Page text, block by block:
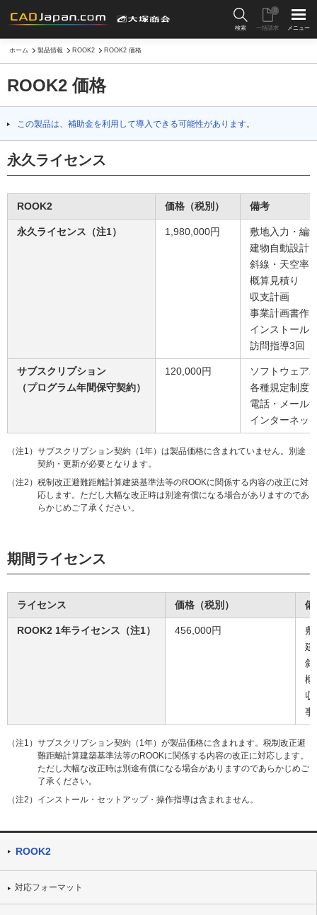
検索 一括請求
0
メニュー
ホーム 製品情報 ROOK2 ROOK2 価格
ROOK2 価格
この製品は、補助金を利用して導入できる可能性があります。
永久ライセンス
ROOK2 価格（税別） 備考
永久ライセンス（注1） 1,980,000円
敷地入力・編
建物自動設計
斜線・天空率
概算見積り
収支計画
事業計画書作
インストール
訪問指導3回
サブスクリプション
（プログラム年間保守契約）
120,000円
ソフトウェア
各種規定制度
電話・メール
インターネッ
（注1）サブスクリプション契約（1年）は製品価格に含まれていません。別途
契約・更新が必要となります。
（注2）税制改正避難距離計算建築基準法等のROOKに関係する内容の改正に対
応します。ただし大幅な改正時は別途有償になる場合がありますのであ
らかじめご了承ください。
期間ライセンス
ライセンス 価格（税別） 備
ROOK2 1年ライセンス（注1） 456,000円
建
斜
概
事
（注1）サブスクリプション契約（1年）が製品価格に含まれます。税制改正避
難距離計算建築基準法等のROOKに関係する内容の改正に対応します。
ただし大幅な改正時は別途有償になる場合がありますのであらかじめご
了承ください。
（注2）インストール・セットアップ・操作指導は含まれません。
ROOK2
対応フォーマット